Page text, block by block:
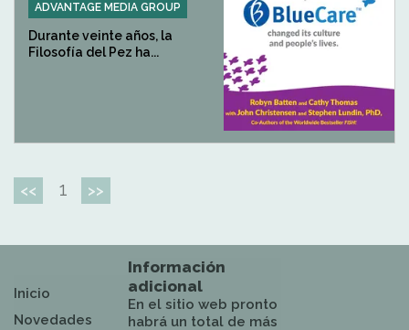
ADVANTAGE MEDIA GROUP
Durante veinte años, la
Filosofía del Pez ha...
<< 1 >>
Inicio
Novedades
Información
adicional
En el sitio web pronto
habrá un total de más